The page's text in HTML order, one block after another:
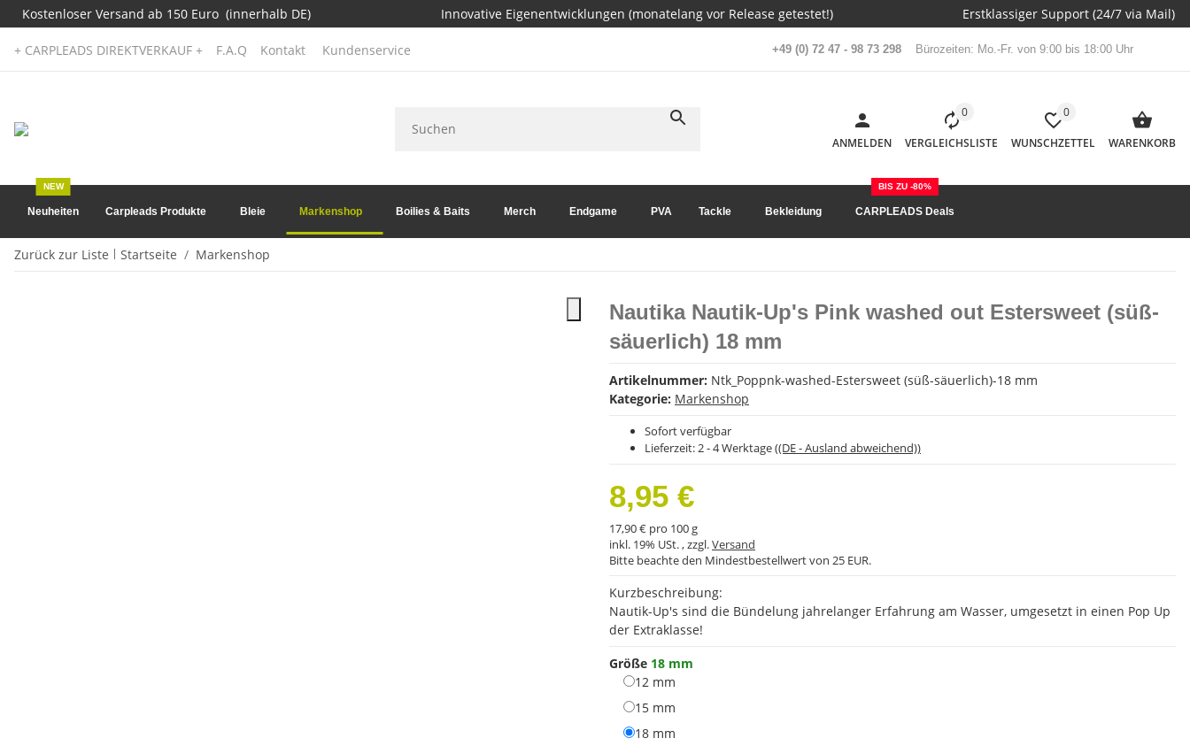
Kostenloser Versand ab 150 Euro (innerhalb DE) Innovative Eigenentwicklungen (monatelang vor Release getestet!) Erstklassiger Support (24/7 via Mail)
+ CARPLEADS DIREKTVERKAUF + F.A.Q Kontakt Kundenservice +49 (0) 72 47 - 98 73 298 Bürozeiten: Mo.-Fr. von 9:00 bis 18:00 Uhr
ANMELDEN
0
VERGLEICHSLISTE
0
WUNSCHZETTEL WARENKORB
Neuheiten
NEW
Carpleads Produkte Bleie Markenshop Boilies & Baits Merch Endgame PVA Tackle Bekleidung CARPLEADS Deals
BIS ZU -80%
Zurück zur Liste Startseite Markenshop
Nautika Nautik-Up's Pink washed out Estersweet (süß-
säuerlich) 18 mm
Artikelnummer: Ntk_Poppnk-washed-Estersweet (süß-säuerlich)-18 mm
Kategorie: Markenshop
Sofort verfügbar
Lieferzeit: 2 - 4 Werktage((DE - Ausland abweichend))
8,95 €
17,90 € pro 100 g
inkl. 19% USt. , zzgl.Versand
Bitte beachte den Mindestbestellwert von 25 EUR.
Kurzbeschreibung:
Nautik-Up's sind die Bündelung jahrelanger Erfahrung am Wasser, umgesetzt in einen Pop Up
der Extraklasse!
Größe 18 mm
12 mm
15 mm
18 mm